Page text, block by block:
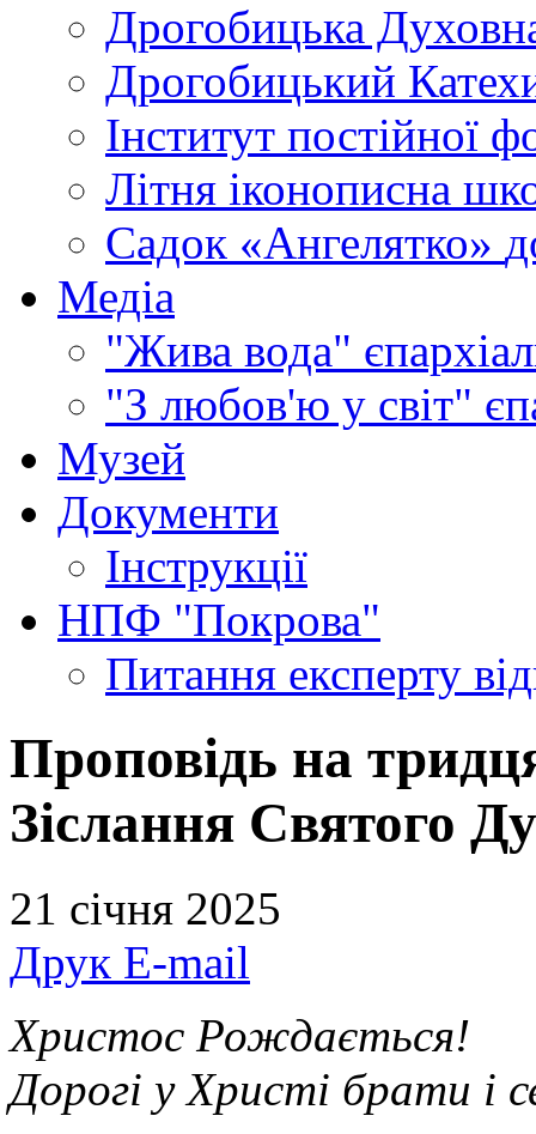
Дрогобицька
Дрогобицький
Інститут постійної
Літня іконописна
Садок «Ангелятко»
Медіа
"Жива вода"
"З любов'ю у світ"
Музей
Документи
Інструкції
НПФ "Покрова"
Питання експерту
Проповідь на
Зіслання Святого
21 січня 2025
Друк E-mail
Христос Рождається!
Дорогі у Христі брати і